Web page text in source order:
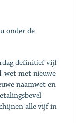
onder de
definitief vijf
wet met nieuwe
naamwet en
alle vijf in